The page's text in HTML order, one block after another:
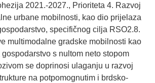
2021.-2027., Prioriteta 4. Razvoj
urbane mobilnosti, kao dio prijelaza
specifičnog cilja RSO2.8.
multimodalne gradske mobilnosti kao
s nultom neto stopom
se doprinosi ulaganju u razvoj
na potpomognutim i brdsko-